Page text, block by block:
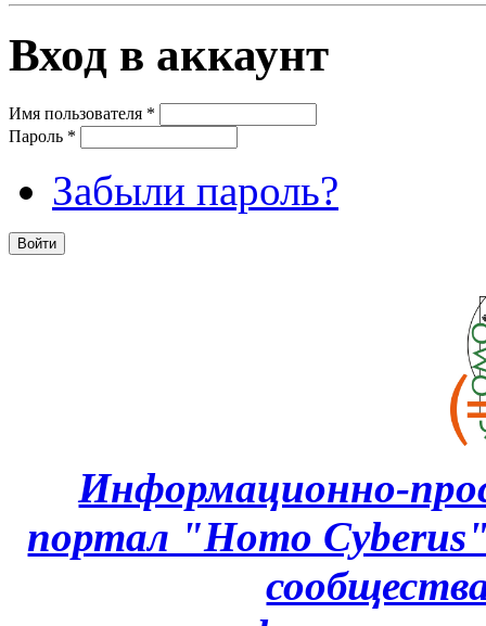
Вход в аккаунт
Имя пользователя *
Пароль *
Забыли пароль?
Информационно-
портал "Homo